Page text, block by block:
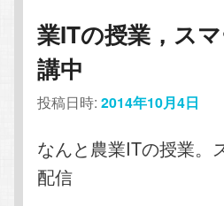
業ITの授業，ス
講中
投稿日時:2014年10月4日
なんと農業ITの授業。
配信